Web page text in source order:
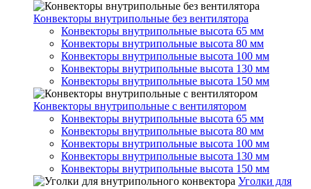
Конвекторы внутрипольные без вентилятора
Конвекторы внутрипольные высота 65 мм
Конвекторы внутрипольные высота 80 мм
Конвекторы внутрипольные высота 100 мм
Конвекторы внутрипольные высота 130 мм
Конвекторы внутрипольные высота 150 мм
Конвекторы внутрипольные с вентилятором
Конвекторы внутрипольные высота 65 мм
Конвекторы внутрипольные высота 80 мм
Конвекторы внутрипольные высота 100 мм
Конвекторы внутрипольные высота 130 мм
Конвекторы внутрипольные высота 150 мм
Уголки для